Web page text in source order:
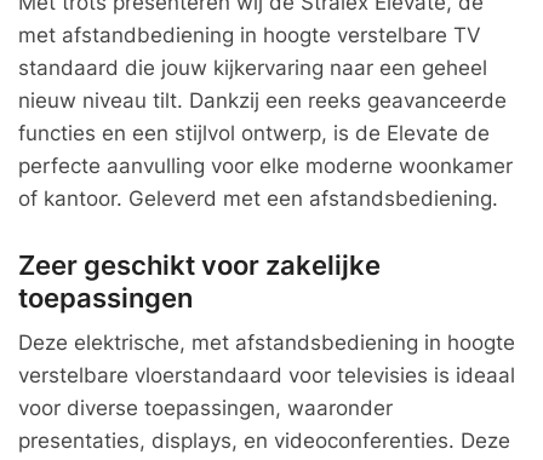
met afstandbediening in hoogte verstelbare TV
standaard die jouw kijkervaring naar een geheel
nieuw niveau tilt. Dankzij een reeks geavanceerde
functies en een stijlvol ontwerp, is de Elevate de
perfecte aanvulling voor elke moderne woonkamer
of kantoor. Geleverd met een afstandsbediening.
Zeer geschikt voor zakelijke
toepassingen
Deze elektrische, met afstandsbediening in hoogte
verstelbare vloerstandaard voor televisies is ideaal
voor diverse toepassingen, waaronder
presentaties, displays, en videoconferenties. Deze